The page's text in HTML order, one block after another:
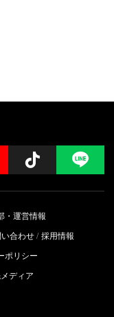
YouTube Follow
・運営情報
合わせ 採用情報
ポリシー
ディア